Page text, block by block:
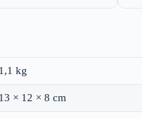
1,1 kg
13 × 12 × 8 cm